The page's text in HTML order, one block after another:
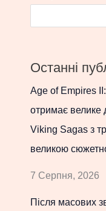
Останні
Age of Empires
отримає велике
Viking Sagas з
великою
7 Серпня, 2026
Після масових